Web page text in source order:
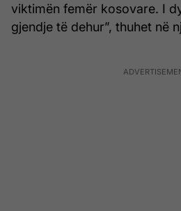
viktimën femër kosovare. I
gjendje të dehur”, thuhet në